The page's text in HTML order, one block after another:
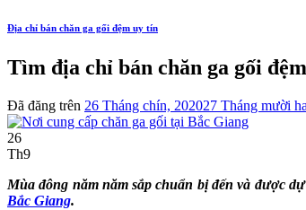
Địa chỉ bán chăn ga gối đệm uy tín
Tìm địa chỉ bán chăn ga gối
Đã đăng trên 26 Tháng chín, 202027 Tháng mười
26
Th9
Mùa đông năm năm sắp chuẩn bị đến và được
Bắc Giang.